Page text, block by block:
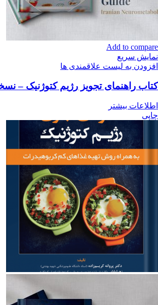
Add to compare
نمایش سریع
افزودن به لیست علاقمندی ها
کتاب راهنمای تجویز رژیم کتوژنیک –
اطلاعات بیشتر
چاپی